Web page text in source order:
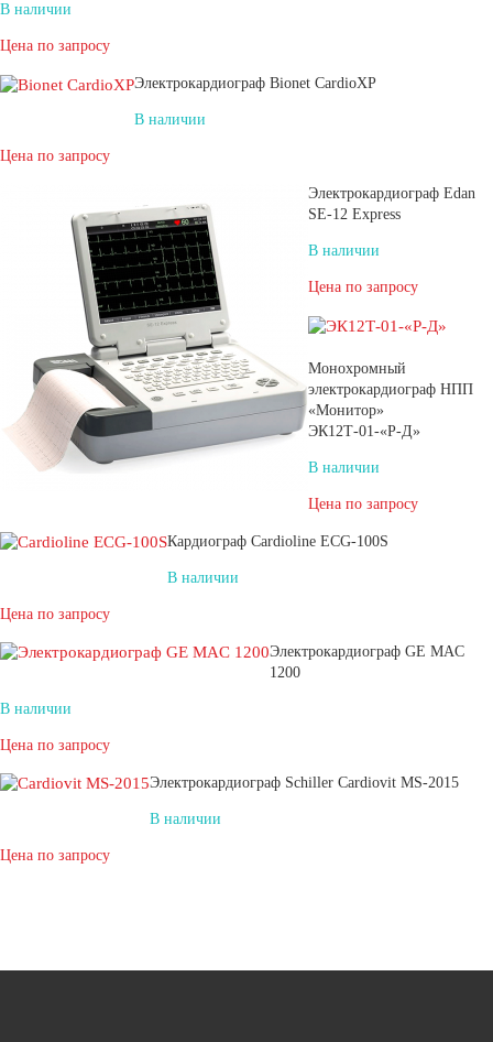
В наличии
Цена по запросу
Электрокардиограф Bionet CardioXP
В наличии
Цена по запросу
Электрокардиограф Edan
SE-12 Express
В наличии
Цена по запросу
Монохромный
электрокардиограф НПП
«Монитор»
ЭК12Т-01-«Р-Д»
В наличии
Цена по запросу
Кардиограф Cardioline ECG-100S
В наличии
Цена по запросу
Электрокардиограф GE MAC
1200
В наличии
Цена по запросу
Электрокардиограф Schiller Cardiovit MS-2015
В наличии
Цена по запросу